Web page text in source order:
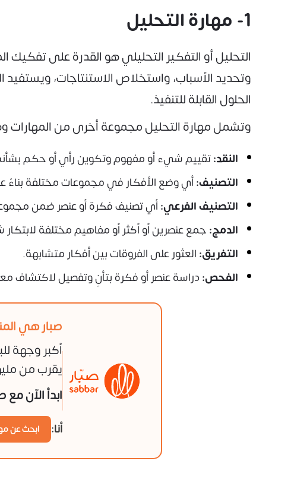
1- مهارة التحليل
التحليل أو التفكير التحليلي هو القدرة على تفكيك
وتحديد الأسباب، واستخلاص الاستنتاجات،
الحلول القابلة للتنفيذ.
وتشمل مهارة التحليل مجموعة أخرى من
النقد:تقييم شيء أو مفهوم وتكوين رأي أو حكم
التصنيف:أي وضع الأفكار في مجموعات مختلفة بناءً
التصنيف الفرعي:أي تصنيف فكرة أو عنصر ضمن
الدمج: جمع عنصرين أو أكثر أو مفاهيم مختلفة
التفريق: العثور على الفروقات بين أفكار متشابهة.
الفحص: دراسة عنصر أو فكرة بتأنٍ وتفصيل لاكتشاف
صبار هي
أكبر وجهة
يقرب من
ابدأ الآن مع
أنا: ابحث عن